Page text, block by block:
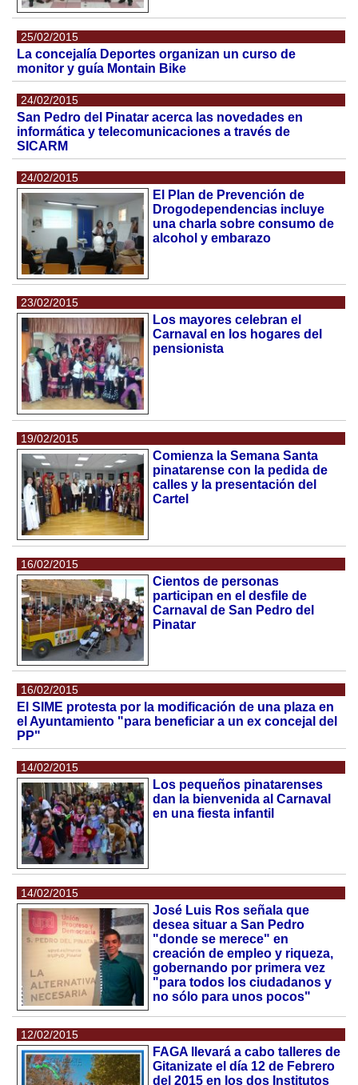
25/02/2015
La concejalía Deportes organizan un curso de
monitor y guía Montain Bike
24/02/2015
San Pedro del Pinatar acerca las novedades en
informática y telecomunicaciones a través de
SICARM
24/02/2015
El Plan de Prevención de
Drogodependencias incluye
una charla sobre consumo de
alcohol y embarazo
23/02/2015
Los mayores celebran el
Carnaval en los hogares del
pensionista
19/02/2015
Comienza la Semana Santa
pinatarense con la pedida de
calles y la presentación del
Cartel
16/02/2015
Cientos de personas
participan en el desfile de
Carnaval de San Pedro del
Pinatar
16/02/2015
El SIME protesta por la modificación de una plaza en
el Ayuntamiento "para beneficiar a un ex concejal del
PP"
14/02/2015
Los pequeños pinatarenses
dan la bienvenida al Carnaval
en una fiesta infantil
14/02/2015
José Luis Ros señala que
desea situar a San Pedro
"donde se merece" en
creación de empleo y riqueza,
gobernando por primera vez
"para todos los ciudadanos y
no sólo para unos pocos"
12/02/2015
FAGA llevará a cabo talleres de
Gitanizate el día 12 de Febrero
del 2015 en los dos Institutos